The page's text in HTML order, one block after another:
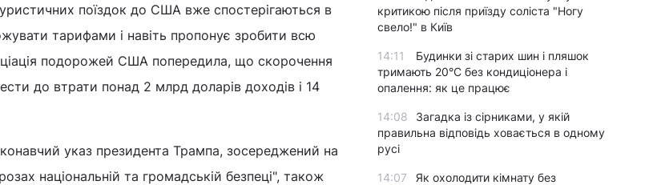
поїздок до США вже спостерігаються в
тарифами і навіть пропонує зробити всю
подорожей США попередила, що скорочення
до втрати понад 2 млрд доларів доходів і 14
указ президента Трампа, зосереджений на
національній та громадській безпеці", також
критикою після приїзду соліста "Ногу
свело!" в Київ
14:11
Будинки зі старих шин і пляшок
тримають 20°C без кондиціонера і
опалення: як це працює
14:08
Загадка із сірниками, у якій
правильна відповідь ховається в одному
русі
14:07
Як охолодити кімнату без